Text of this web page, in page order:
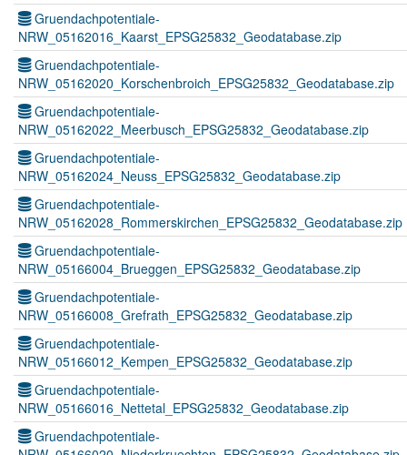
Gruendachpotentiale-
NRW_05162016_Kaarst_EPSG25832_Geodatabase.zip
Gruendachpotentiale-
NRW_05162020_Korschenbroich_EPSG25832_Geodatabase.zip
Gruendachpotentiale-
NRW_05162022_Meerbusch_EPSG25832_Geodatabase.zip
Gruendachpotentiale-
NRW_05162024_Neuss_EPSG25832_Geodatabase.zip
Gruendachpotentiale-
NRW_05162028_Rommerskirchen_EPSG25832_Geodatabase.zip
Gruendachpotentiale-
NRW_05166004_Brueggen_EPSG25832_Geodatabase.zip
Gruendachpotentiale-
NRW_05166008_Grefrath_EPSG25832_Geodatabase.zip
Gruendachpotentiale-
NRW_05166012_Kempen_EPSG25832_Geodatabase.zip
Gruendachpotentiale-
NRW_05166016_Nettetal_EPSG25832_Geodatabase.zip
Gruendachpotentiale-